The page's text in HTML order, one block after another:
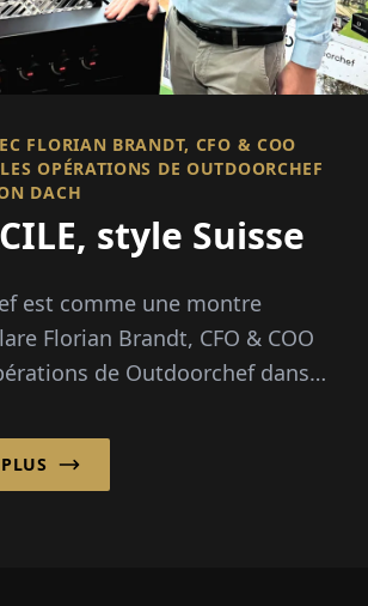
FLORIAN BRANDT, CFO & COO
OPÉRATIONS DE OUTDOORCHEF
DACH
style Suisse
est comme une montre
Florian Brandt, CFO & COO
de Outdoorchef dans
combine...